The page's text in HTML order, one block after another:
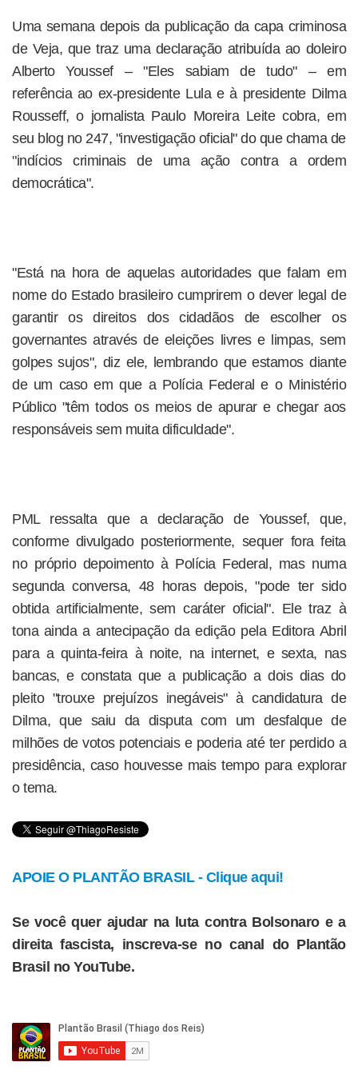
Uma semana depois da publicação da capa criminosa
de Veja, que traz uma declaração atribuída ao doleiro
Alberto Youssef – "Eles sabiam de tudo" – em
referência ao ex-presidente Lula e à presidente Dilma
Rousseff, o jornalista Paulo Moreira Leite cobra, em
seu blog no 247, "investigação oficial" do que chama de
"indícios criminais de uma ação contra a ordem
democrática".
"Está na hora de aquelas autoridades que falam em
nome do Estado brasileiro cumprirem o dever legal de
garantir os direitos dos cidadãos de escolher os
governantes através de eleições livres e limpas, sem
golpes sujos", diz ele, lembrando que estamos diante
de um caso em que a Polícia Federal e o Ministério
Público "têm todos os meios de apurar e chegar aos
responsáveis sem muita dificuldade".
PML ressalta que a declaração de Youssef, que,
conforme divulgado posteriormente, sequer fora feita
no próprio depoimento à Polícia Federal, mas numa
segunda conversa, 48 horas depois, "pode ter sido
obtida artificialmente, sem caráter oficial". Ele traz à
tona ainda a antecipação da edição pela Editora Abril
para a quinta-feira à noite, na internet, e sexta, nas
bancas, e constata que a publicação a dois dias do
pleito "trouxe prejuízos inegáveis" à candidatura de
Dilma, que saiu da disputa com um desfalque de
milhões de votos potenciais e poderia até ter perdido a
presidência, caso houvesse mais tempo para explorar
o tema.
APOIE O PLANTÃO BRASIL - Clique aqui!
Se você quer ajudar na luta contra Bolsonaro e a
direita fascista, inscreva-se no canal do Plantão
Brasil no YouTube.